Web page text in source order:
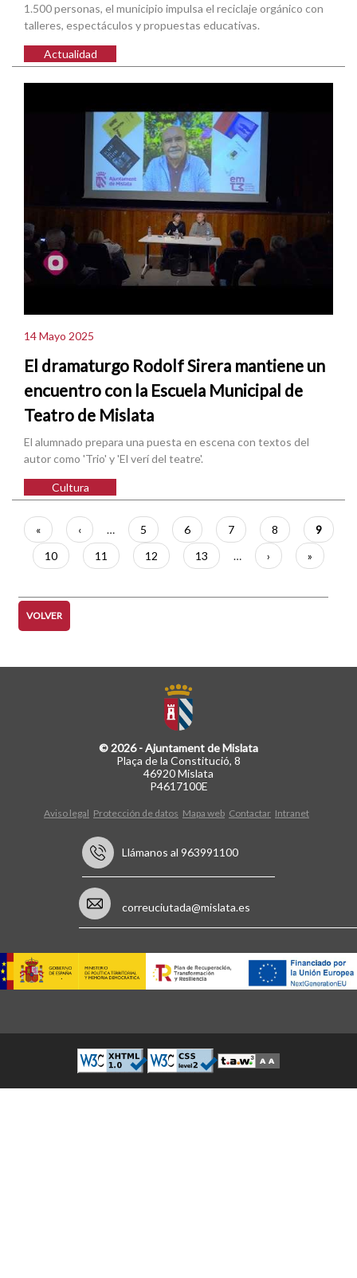
1.500 personas, el municipio impulsa el reciclaje orgánico con
talleres, espectáculos y propuestas educativas.
Actualidad
14 Mayo 2025
El dramaturgo Rodolf Sirera mantiene un
encuentro con la Escuela Municipal de
Teatro de Mislata
El alumnado prepara una puesta en escena con textos del
autor como 'Trio' y 'El verí del teatre'.
Cultura
Paginación
Primera
página
«
Página
anterior
‹ … Página
5 Página
6 Página
7 Página
8
Página
actual
9
Página
10 Página
11 Página
12 Página
13 …
Siguiente
página
›
Última
página
»
VOLVER
© 2026 - Ajuntament de Mislata
Plaça de la Constitució, 8
46920 Mislata
P4617100E
Aviso legal Protección de datos Mapa web Contactar Intranet
Llámanos al 963991100
correuciutada@mislata.es